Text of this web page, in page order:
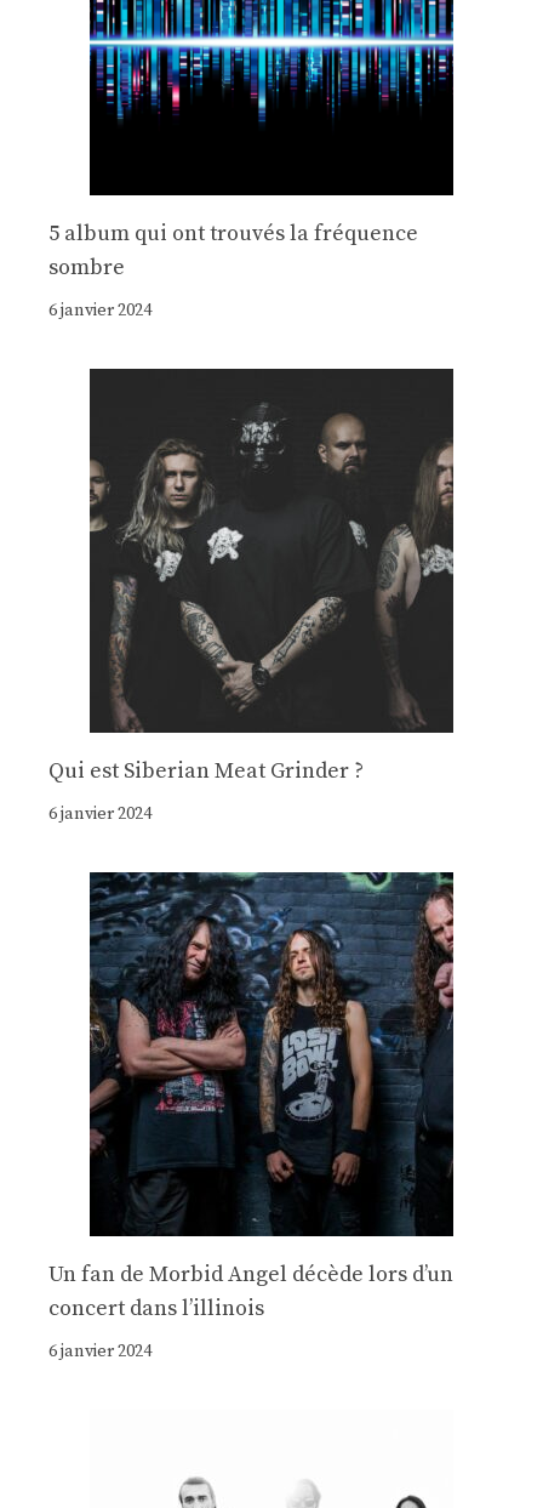
5 album qui ont trouvés la fréquence
sombre
6 janvier 2024
Qui est Siberian Meat Grinder ?
6 janvier 2024
Un fan de Morbid Angel décède lors d’un
concert dans l’illinois
6 janvier 2024